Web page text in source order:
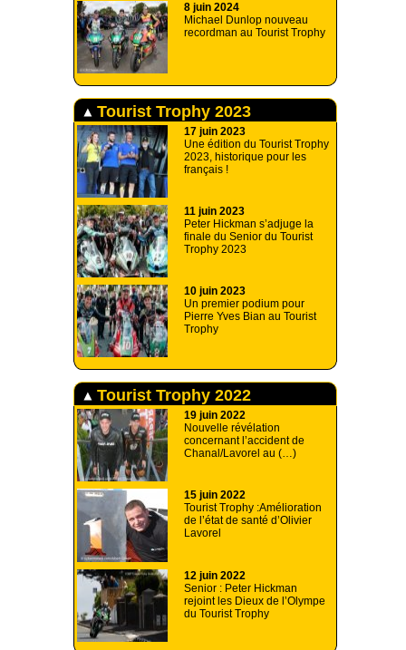
8 juin 2024
Michael Dunlop nouveau
recordman au Tourist Trophy
Tourist Trophy 2023
17 juin 2023
Une édition du Tourist Trophy
2023, historique pour les
français !
11 juin 2023
Peter Hickman s’adjuge la
finale du Senior du Tourist
Trophy 2023
10 juin 2023
Un premier podium pour
Pierre Yves Bian au Tourist
Trophy
Tourist Trophy 2022
19 juin 2022
Nouvelle révélation
concernant l’accident de
Chanal/Lavorel au (…)
15 juin 2022
Tourist Trophy :Amélioration
de l’état de santé d’Olivier
Lavorel
12 juin 2022
Senior : Peter Hickman
rejoint les Dieux de l’Olympe
du Tourist Trophy